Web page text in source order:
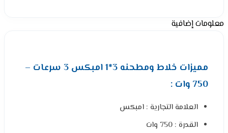
معلومات إضافية
مميزات خلاط ومطحنه 3*1 امبكس 3 سرعات –
750 وات :
العلامة التجارية : امبكس
القدرة : 750 وات